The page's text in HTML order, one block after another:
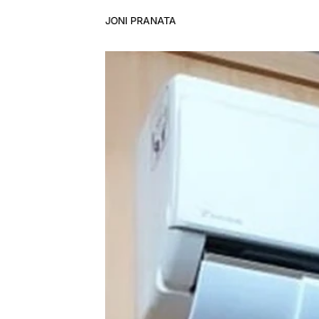
JONI PRANATA